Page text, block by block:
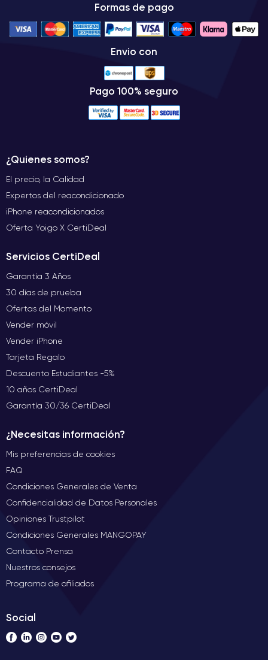
Formas de pago
Envio con
Pago 100% seguro
¿Quienes somos?
El precio, la Calidad
Expertos del reacondicionado
iPhone reacondicionados
Oferta Yoigo X CertiDeal
Servicios CertiDeal
Garantía 3 Años
30 días de prueba
Ofertas del Momento
Vender móvil
Vender iPhone
Tarjeta Regalo
Descuento Estudiantes -5%
10 años CertiDeal
Garantía 30/36 CertiDeal
¿Necesitas información?
Mis preferencias de cookies
FAQ
Condiciones Generales de Venta
Confidencialidad de Datos Personales
Opiniones Trustpilot
Condiciones Generales MANGOPAY
Contacto Prensa
Nuestros consejos
Programa de afiliados
Social